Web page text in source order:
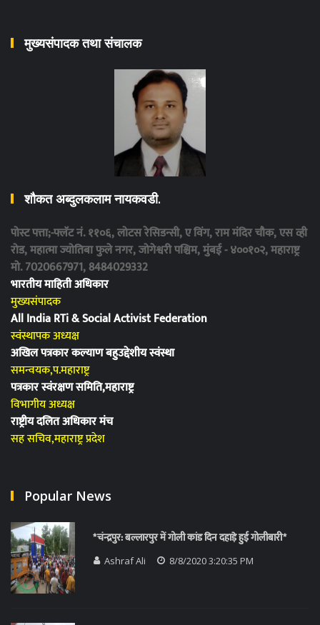
मुख्यसंपादक तथा संचालक
शौकत अब्दुलकलाम नायकवडी.
पोस्ट पत्ता;-फ्लॅट नं. ११०६, लोटस रेसिडन्सी, ए विंग, राम मंदिर चौक, एस व्ही
रोड, महात्मा ज्योतिबा फुले नगर, जोगेश्वरी पश्चिम, मुंबई - ४००१०२, महाराष्ट्र
मो. 7020667971, 8484029332
भारतीय माहिती अधिकार
मुख्यसंपादक
All India RTi & Social Activist Federation
स्वंस्थापक अध्यक्ष
अखिल पत्रकार कल्याण बहुउद्देशीय स्वंस्था
समन्वयक,प.महाराष्ट्र
पत्रकार स्वंरक्षण समिति,महाराष्ट्र
विभागीय अध्यक्ष
राष्ट्रीय दलित अधिकार मंच
सह सचिव,महाराष्ट्र प्रदेश
Popular News
*चंन्द्रपुर: बल्लारपुर में गोली कांड दिन दहाड़े हुई गोलीबारी*
Ashraf Ali 8/8/2020 3:20:35 PM